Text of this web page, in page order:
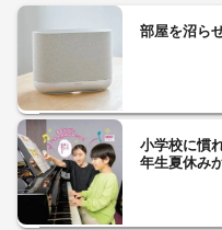
部屋を沼ら
小学校に慣
年生夏休み